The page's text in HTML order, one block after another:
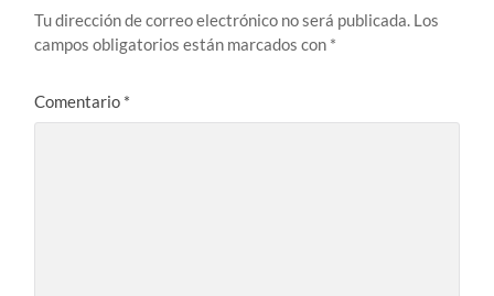
Tu dirección de correo electrónico no será publicada. Los
campos obligatorios están marcados con *
Comentario *